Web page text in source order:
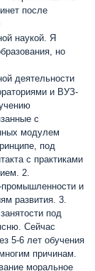
после
наукой. Я
но
деятельности
и ВУЗ-
с
модулем
под
с практиками
2.
промышленности и
развития. 3.
под
Сейчас
5-6 лет обучения
причинам.
моральное